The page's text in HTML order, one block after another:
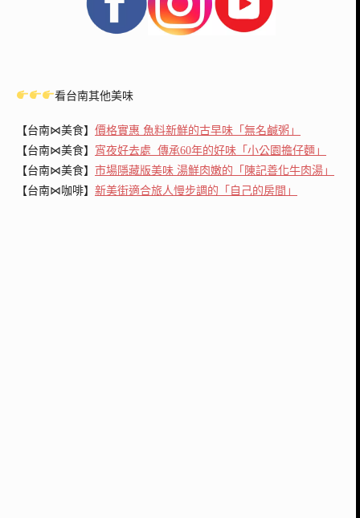
看台南其他美味
【台南⋈美食】 價格實惠 魚料新鮮的古早味「無名鹹粥」
【台南⋈美食】 宵夜好去處 傳承60年的好味「小公園擔仔麵」
【台南⋈美食】 市場隱藏版美味 湯鮮肉嫩的「陳記善化牛肉湯」
【台南⋈咖啡】 新美街適合旅人慢步調的「自己的房間」